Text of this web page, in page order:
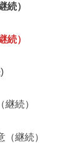
）
）
続）
継続）